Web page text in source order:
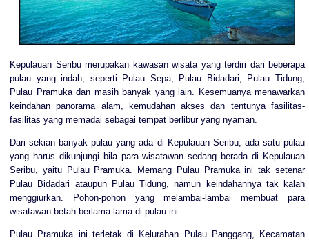
Kepulauan Seribu merupakan kawasan wisata yang terdiri dari beberapa
pulau yang indah, seperti Pulau Sepa, Pulau Bidadari, Pulau Tidung,
Pulau Pramuka dan masih banyak yang lain. Kesemuanya menawarkan
keindahan panorama alam, kemudahan akses dan tentunya fasilitas-
fasilitas yang memadai sebagai tempat berlibur yang nyaman.
Dari sekian banyak pulau yang ada di Kepulauan Seribu, ada satu pulau
yang harus dikunjungi bila para wisatawan sedang berada di Kepulauan
Seribu, yaitu Pulau Pramuka. Memang Pulau Pramuka ini tak setenar
Pulau Bidadari ataupun Pulau Tidung, namun keindahannya tak kalah
menggiurkan. Pohon-pohon yang melambai-lambai membuat para
wisatawan betah berlama-lama di pulau ini.
Pulau Pramuka ini terletak di Kelurahan Pulau Panggang, Kecamatan